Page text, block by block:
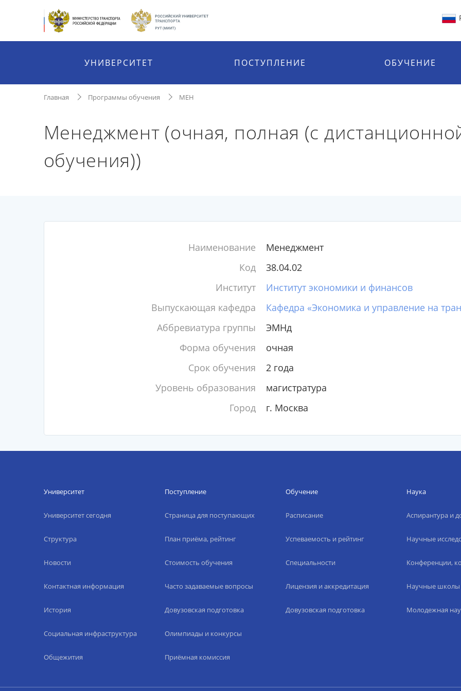
УНИВЕРСИТЕТ ПОСТУПЛЕНИЕ ОБУЧЕНИЕ
Главная Программы обучения МЕН
Менеджмент (очная, полная (с
обучения))
Наименование
Менеджмент
Код
38.04.02
Институт
Институт экономики и финансов
Выпускающая кафедра
Кафедра «Экономика и управление на
Аббревиатура группы
ЭМНд
Форма обучения
очная
Срок обучения
2 года
Уровень образования
магистратура
Город
г. Москва
Университет
Университет сегодня
Структура
Новости
Контактная информация
История
Социальная инфраструктура
Общежития
Поступление
Страница для поступающих
План приёма, рейтинг
Стоимость обучения
Часто задаваемые вопросы
Довузовская подготовка
Олимпиады и конкурсы
Приёмная комиссия
Обучение
Расписание
Успеваемость и рейтинг
Специальности
Лицензия и аккредитация
Довузовская подготовка
Наука
Аспирантура и
Научные
Конференции,
Научные школы
Молодежная